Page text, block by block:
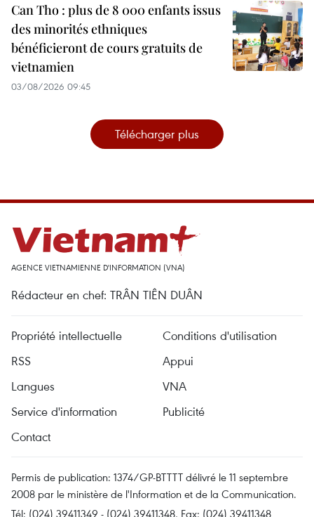
Can Tho : plus de 8 000 enfants issus
des minorités ethniques
bénéficieront de cours gratuits de
vietnamien
03/08/2026 09:45
Télécharger plus
AGENCE VIETNAMIENNE D'INFORMATION (VNA)
Rédacteur en chef: TRÂN TIÊN DUÂN
Propriété intellectuelle
Conditions d'utilisation
RSS
Appui
Langues
VNA
Service d'information
Publicité
Contact
Permis de publication: 1374/GP-BTTTT délivré le 11 septembre
2008 par le ministère de l'Information et de la Communication.
Tél: (024) 39411349 - (024) 39411348, Fax: (024) 39411348